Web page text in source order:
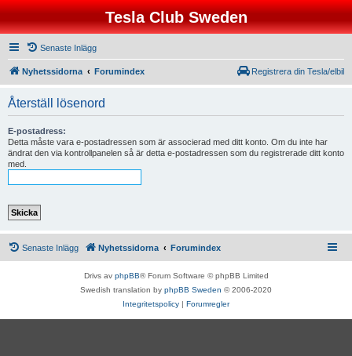
Tesla Club Sweden
Senaste Inlägg
Nyhetssidorna Forumindex Registrera din Tesla/elbil
Återställ lösenord
E-postadress:
Detta måste vara e-postadressen som är associerad med ditt konto. Om du inte har
ändrat den via kontrollpanelen så är detta e-postadressen som du registrerade ditt konto
med.
Senaste Inlägg Nyhetssidorna Forumindex
Drivs av phpBB® Forum Software © phpBB Limited
Swedish translation by phpBB Sweden © 2006-2020
Integritetspolicy | Forumregler